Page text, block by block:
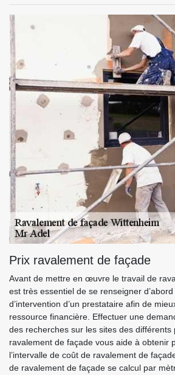
Prix ravalement de façade
Avant de mettre en œuvre le travail de
est très essentiel de se renseigner
d’intervention d’un prestataire afin de
ressource financière. Effectuer une
des recherches sur les sites des différents
ravalement de façade vous aide à obtenir
l’intervalle de coût de ravalement de
de ravalement de façade se calcul par